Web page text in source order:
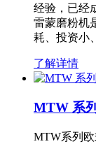
经验，已经
雷蒙磨粉机
耗、投资小
了解详情
MTW 系
MTW系列